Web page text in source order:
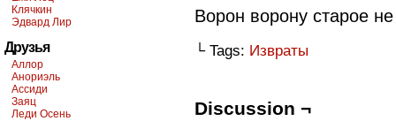
Клячкин
Эдвард Лир
Друзья
Аллор
Анориэль
Ассиди
Заяц
Леди Осень
Ворон ворону старое
└ Tags: Извраты
Discussion ¬